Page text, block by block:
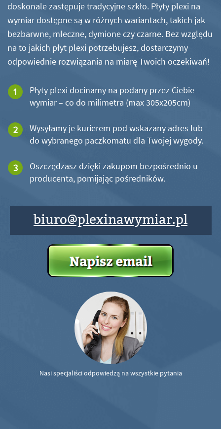
doskonale zastępuje tradycyjne szkło. Płyty plexi na
wymiar dostępne są w różnych wariantach, takich jak
bezbarwne, mleczne, dymione czy czarne. Bez względu
na to jakich płyt plexi potrzebujesz, dostarczymy
odpowiednie rozwiązania na miarę Twoich oczekiwań!
Płyty plexi docinamy na podany przez Ciebie
wymiar – co do milimetra (max 305x205cm)
Wysyłamy je kurierem pod wskazany adres lub
do wybranego paczkomatu dla Twojej wygody.
Oszczędzasz dzięki zakupom bezpośrednio u
producenta, pomijając pośredników.
biuro@plexinawymiar.pl
Nasi specjaliści odpowiedzą na wszystkie pytania